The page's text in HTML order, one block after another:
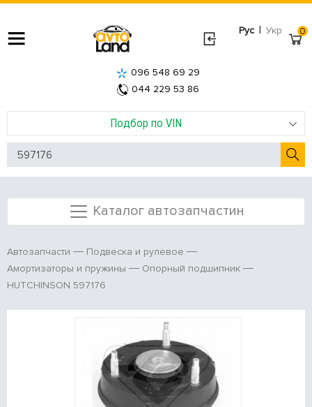
Рус | Укр
Подбор по VIN
096 548 69 29
044 229 53 86
0
Каталог автозапчастин
Автозапчасти
Подвеска и рулевое
Амортизаторы и пружины
Опорный подшипник
HUTCHINSON 597176